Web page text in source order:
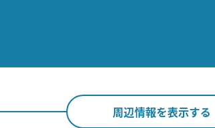
周辺情報を表示する